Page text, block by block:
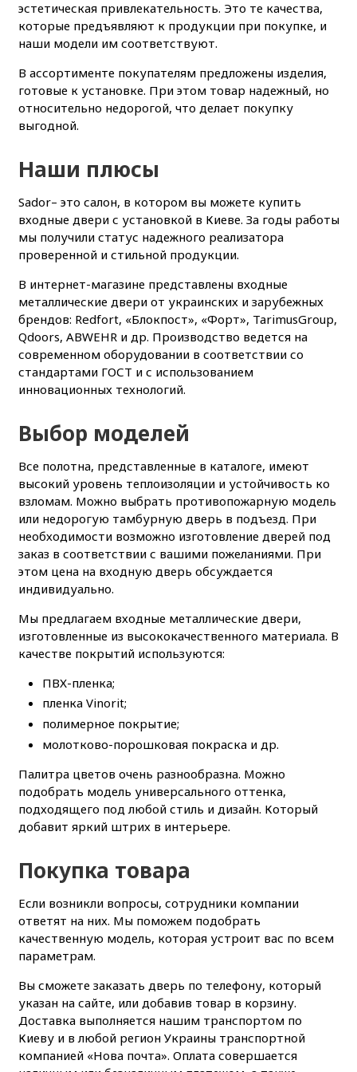
эстетическая привлекательность. Это те качества,
которые предъявляют к продукции при покупке, и
наши модели им соответствуют.
В ассортименте покупателям предложены изделия,
готовые к установке. При этом товар надежный, но
относительно недорогой, что делает покупку
выгодной.
Наши плюсы
Sador– это салон, в котором вы можете купить
входные двери с установкой в Киеве. За годы работы
мы получили статус надежного реализатора
проверенной и стильной продукции.
В интернет-магазине представлены входные
металлические двери от украинских и зарубежных
брендов: Redfort, «Блокпост», «Форт», TarimusGroup,
Qdoors, ABWEHR и др. Производство ведется на
современном оборудовании в соответствии со
стандартами ГОСТ и с использованием
инновационных технологий.
Выбор моделей
Все полотна, представленные в каталоге, имеют
высокий уровень теплоизоляции и устойчивость ко
взломам. Можно выбрать противопожарную модель
или недорогую тамбурную дверь в подъезд. При
необходимости возможно изготовление дверей под
заказ в соответствии с вашими пожеланиями. При
этом цена на входную дверь обсуждается
индивидуально.
Мы предлагаем входные металлические двери,
изготовленные из высококачественного материала. В
качестве покрытий используются:
ПВХ-пленка;
пленка Vinorit;
полимерное покрытие;
молотково-порошковая покраска и др.
Палитра цветов очень разнообразна. Можно
подобрать модель универсального оттенка,
подходящего под любой стиль и дизайн. Который
добавит яркий штрих в интерьере.
Покупка товара
Если возникли вопросы, сотрудники компании
ответят на них. Мы поможем подобрать
качественную модель, которая устроит вас по всем
параметрам.
Вы сможете заказать дверь по телефону, который
указан на сайте, или добавив товар в корзину.
Доставка выполняется нашим транспортом по
Киеву и в любой регион Украины транспортной
компанией «Нова почта». Оплата совершается